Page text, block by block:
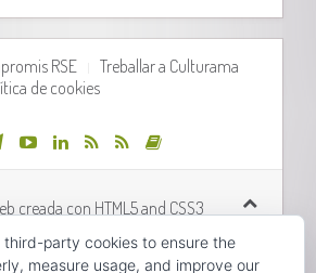
RSE
Treballar a Culturama
de cookies
creada con HTML5 and CSS3
web realizado porOrix Systems
third-party cookies to ensure the
measure usage, and improve our